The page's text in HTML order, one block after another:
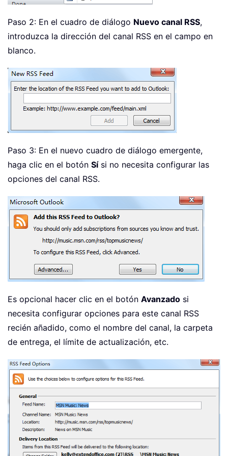
Paso 2: En el cuadro de diálogo Nuevo canal RSS,
introduzca la dirección del canal RSS en el campo en
blanco.
Paso 3: En el nuevo cuadro de diálogo emergente,
haga clic en el botón Sísi no necesita configurar las
opciones del canal RSS.
Es opcional hacer clic en el botón Avanzado si
necesita configurar opciones para este canal RSS
recién añadido, como el nombre del canal, la carpeta
de entrega, el límite de actualización, etc.